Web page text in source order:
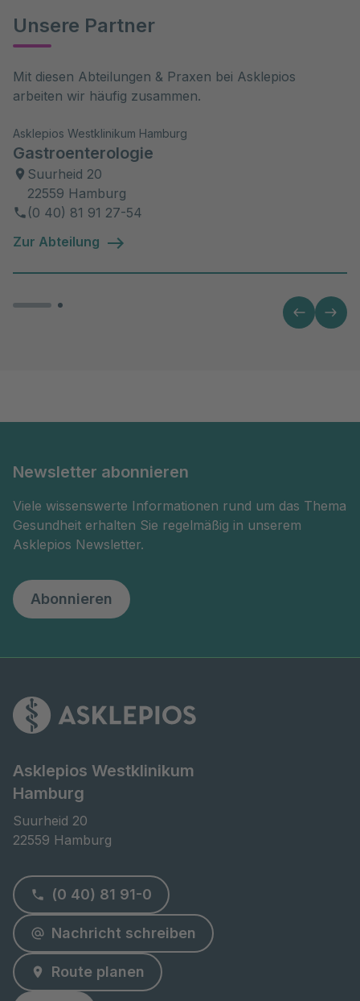
Unsere Partner
Mit diesen Abteilungen & Praxen bei Asklepios
arbeiten wir häufig zusammen.
Asklepios Westklinikum Hamburg
Gastroenterologie
Suurheid 20
22559 Hamburg
(0 40) 81 91 27-54
Zur Abteilung
Newsletter abonnieren
Viele wissenswerte Informationen rund um das Thema
Gesundheit erhalten Sie regelmäßig in unserem
Asklepios Newsletter.
Abonnieren
Asklepios Westklinikum
Hamburg
Suurheid 20
22559 Hamburg
(0 40) 81 91-0
Nachricht schreiben
Route planen